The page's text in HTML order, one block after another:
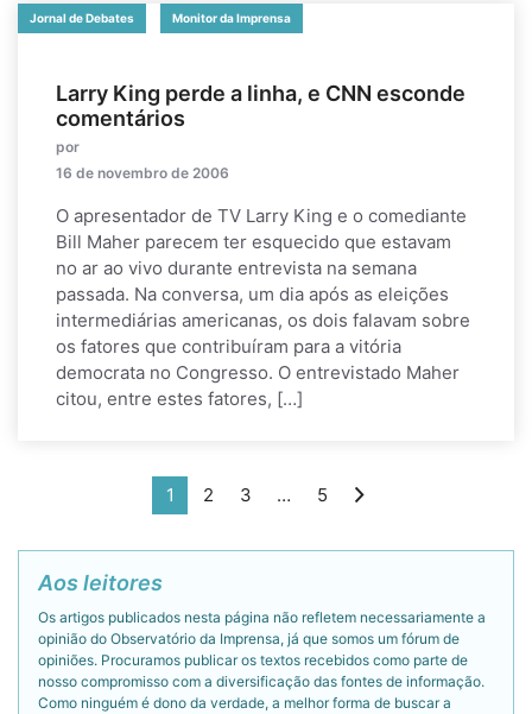
Jornal de Debates Monitor da Imprensa
Larry King perde a linha, e CNN esconde
comentários
por
16 de novembro de 2006
O apresentador de TV Larry King e o comediante
Bill Maher parecem ter esquecido que estavam
no ar ao vivo durante entrevista na semana
passada. Na conversa, um dia após as eleições
intermediárias americanas, os dois falavam sobre
os fatores que contribuíram para a vitória
democrata no Congresso. O entrevistado Maher
citou, entre estes fatores, […]
1 2 3 … 5
Aos leitores
Os artigos publicados nesta página não refletem necessariamente a
opinião do Observatório da Imprensa, já que somos um fórum de
opiniões. Procuramos publicar os textos recebidos como parte de
nosso compromisso com a diversificação das fontes de informação.
Como ninguém é dono da verdade, a melhor forma de buscar a